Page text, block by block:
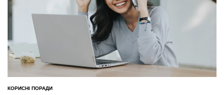
ОПУБЛІКУВАТИ
КОРИСНІ ПОРАДИ